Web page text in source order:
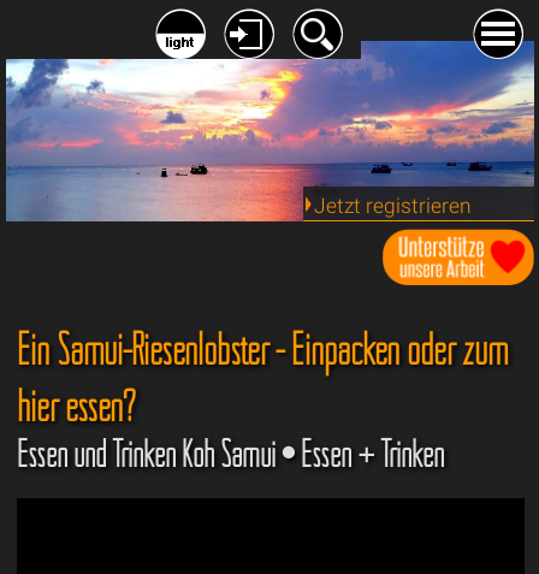
Jetzt registrieren
Ein Samui-Riesenlobster - Einpacken oder zum
hier essen?
Essen und Trinken Koh Samui • Essen + Trinken